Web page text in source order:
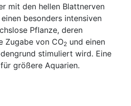
mit den hellen Blattnerven
besonders intensiven
Pflanze, deren
Zugabe von CO2 und einen
stimuliert wird. Eine
größere Aquarien.